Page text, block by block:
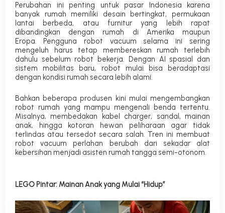
Perubahan ini penting untuk pasar Indonesia karena
banyak rumah memiliki desain bertingkat, permukaan
lantai berbeda, atau furnitur yang lebih rapat
dibandingkan dengan rumah di Amerika maupun
Eropa.
Pengguna robot vacuum selama ini sering
mengeluh harus tetap membereskan rumah terlebih
dahulu sebelum robot bekerja. Dengan AI spasial dan
sistem mobilitas baru, robot mulai bisa beradaptasi
dengan kondisi rumah secara lebih alami.
Bahkan beberapa produsen kini mulai mengembangkan
robot rumah yang mampu mengenali benda tertentu.
Misalnya, membedakan kabel charger, sandal, mainan
anak, hingga kotoran hewan peliharaan agar tidak
terlindas atau tersedot secara salah. Tren ini membuat
robot vacuum perlahan berubah dari sekadar alat
kebersihan menjadi asisten rumah tangga semi-otonom.
LEGO Pintar: Mainan Anak yang Mulai “Hidup”